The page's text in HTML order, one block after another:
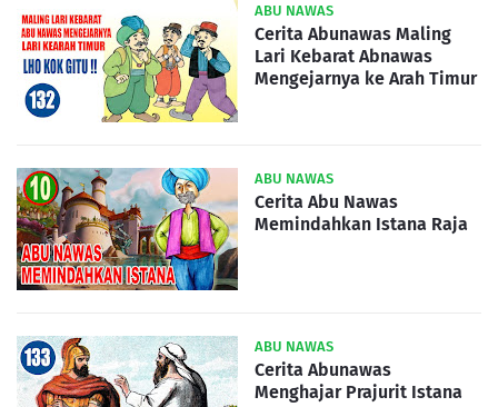
ABU NAWAS
Cerita Abunawas Maling
Lari Kebarat Abnawas
Mengejarnya ke Arah Timur
ABU NAWAS
Cerita Abu Nawas
Memindahkan Istana Raja
ABU NAWAS
Cerita Abunawas
Menghajar Prajurit Istana